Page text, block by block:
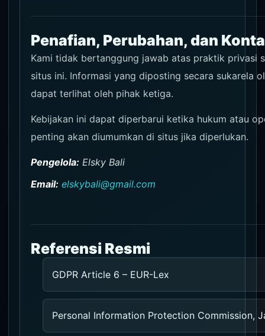
Penafian, Perubahan, dan
Kami tidak bertanggung jawab atas praktik privasi
situs ini. Informasi yang diposting secara sukarela
dapat terlihat oleh pihak ketiga.
Kebijakan ini dapat diperbarui ketika hukum atau
penting akan diumumkan di situs jika diperlukan.
Pengelola: Elsky Bali
Email: elskybali@gmail.com
Referensi Resmi
GDPR Article 6 – EUR-Lex
Personal Information Protection Commission,